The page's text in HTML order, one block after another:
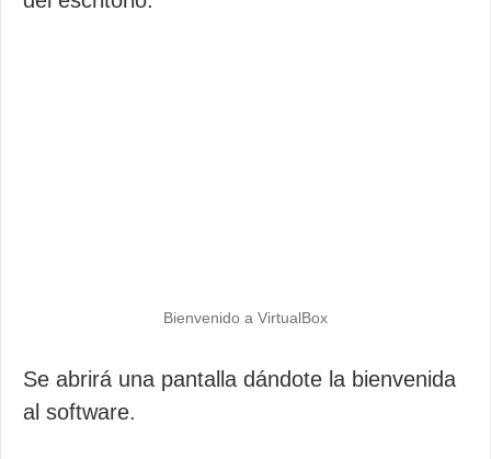
Bienvenido a VirtualBox
Se abrirá una pantalla dándote la bienvenida
al software.